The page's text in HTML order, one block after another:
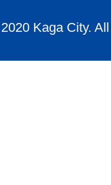
Kaga City.